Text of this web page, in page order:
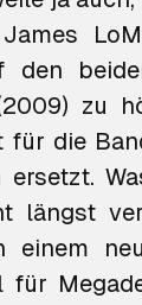
zu
für die
längst
einem